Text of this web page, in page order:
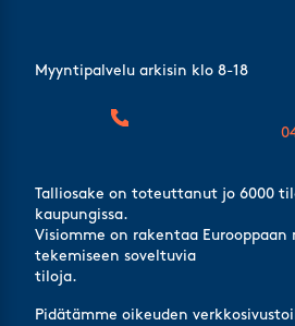
Myyntipalvelu arkisin klo 8-18
Talliosake on toteuttanut jo 6000
kaupungissa.
Visiomme on rakentaa Eurooppaan
tekemiseen soveltuvia
tiloja.
Pidätämme oikeuden